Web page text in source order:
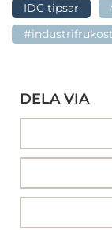
IDC tipsar
#industrifrukost
DELA VIA